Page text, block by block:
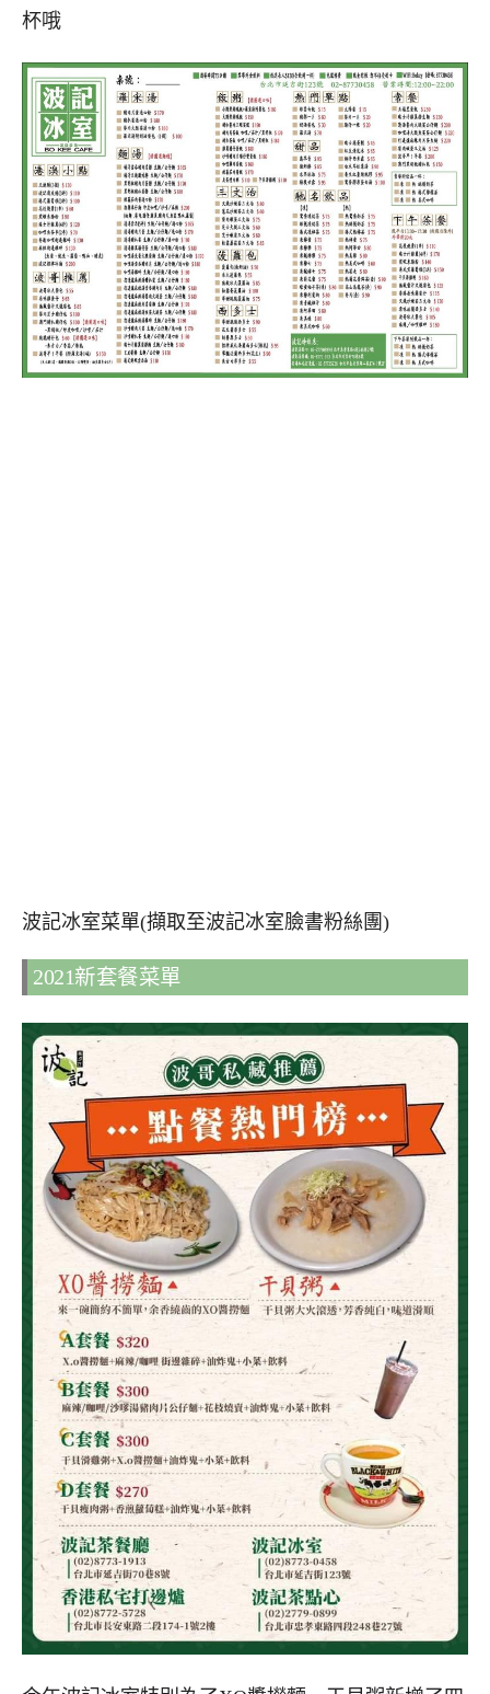
杯哦
波記冰室菜單(擷取至波記冰室臉書粉絲團)
2021新套餐菜單